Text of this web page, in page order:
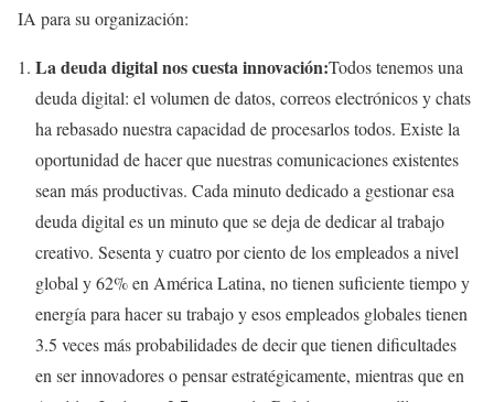
IA para su organización:
La deuda digital nos cuesta innovación:Todos tenemos una
deuda digital: el volumen de datos, correos electrónicos y chats
ha rebasado nuestra capacidad de procesarlos todos. Existe la
oportunidad de hacer que nuestras comunicaciones existentes
sean más productivas. Cada minuto dedicado a gestionar esa
deuda digital es un minuto que se deja de dedicar al trabajo
creativo. Sesenta y cuatro por ciento de los empleados a nivel
global y 62% en América Latina, no tienen suficiente tiempo y
energía para hacer su trabajo y esos empleados globales tienen
3.5 veces más probabilidades de decir que tienen dificultades
en ser innovadores o pensar estratégicamente, mientras que en